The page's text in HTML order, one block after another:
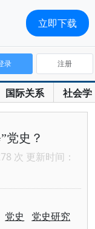
国际关系 社会学
录 注册
党史？
次 更新时间：
党史 党史研究
立即下载